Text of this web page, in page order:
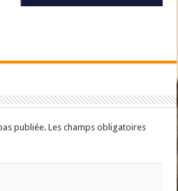
publiée. Les champs obligatoires